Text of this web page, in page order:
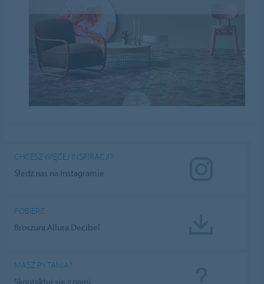
CHCESZ WIĘCEJ INSPIRACJI?
Śledź nas na Instagramie
POBIERZ
Broszura Allura Decibel
MASZ PYTANIA?
Skontaktuj się z nami